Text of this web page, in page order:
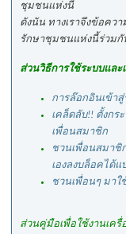
ชุมชนแห่งนี้
ดังนัน ทางเราจึงข้อค
รักษาชุมชนแห่งนี้ร่วมกั
ส่วนวิธีการใช้ระบบและ
การล๊อกอินเข้าสู่
เคล็ดลับ!! ตั้งกร
เพื่อนสมาชิก
ชวนเพื่อนสมาชิ
เองลงบล็อคได้
ชวนเพื่อนๆ มาใ
ส่วนคู่มือเพื่อใช้งานเครื่